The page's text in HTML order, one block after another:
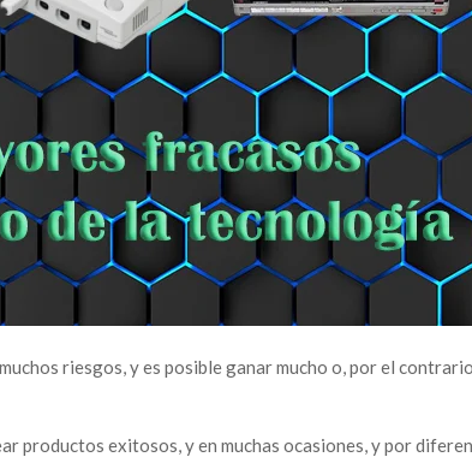
riesgos, y es posible ganar mucho o, por el
productos exitosos, y en muchas ocasiones, y por